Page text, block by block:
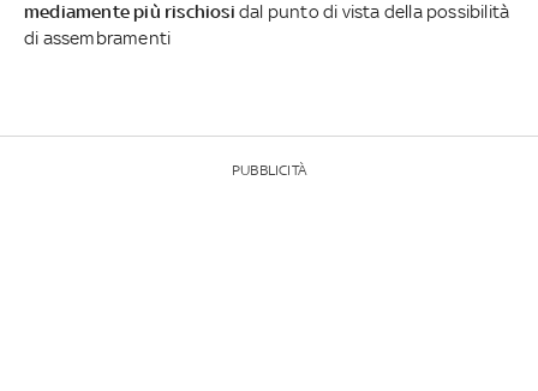
mediamente più rischiosi dal punto di vista della possibilità
di assembramenti
PUBBLICITÀ